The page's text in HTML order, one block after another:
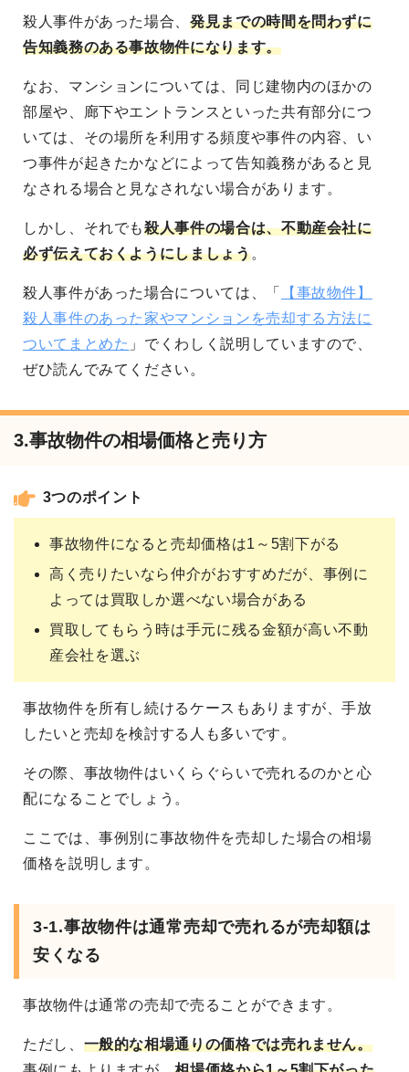
殺人事件があった場合、発見までの時間を問わずに
告知義務のある事故物件になります。
なお、マンションについては、同じ建物内のほかの
部屋や、廊下やエントランスといった共有部分につ
いては、その場所を利用する頻度や事件の内容、い
つ事件が起きたかなどによって告知義務があると見
なされる場合と見なされない場合があります。
しかし、それでも殺人事件の場合は、不動産会社に
必ず伝えておくようにしましょう。
殺人事件があった場合については、「
【事故物件】
殺人事件のあった家やマンションを売却する方法に
ついてまとめた 」でくわしく説明していますので、
ぜひ読んでみてください。
3.事故物件の相場価格と売り方
3つのポイント
事故物件になると売却価格は1～5割下がる
高く売りたいなら仲介がおすすめだが、事例に
よっては買取しか選べない場合がある
買取してもらう時は手元に残る金額が高い不動
産会社を選ぶ
事故物件を所有し続けるケースもありますが、手放
したいと売却を検討する人も多いです。
その際、事故物件はいくらぐらいで売れるのかと心
配になることでしょう。
ここでは、事例別に事故物件を売却した場合の相場
価格を説明します。
3-1.事故物件は通常売却で売れるが売却額は
安くなる
事故物件は通常の売却で売ることができます。
ただし、 一般的な相場通りの価格では売れません。